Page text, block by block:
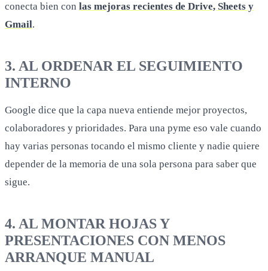
conecta bien con las mejoras recientes de Drive, Sheets y
Gmail.
3. AL ORDENAR EL SEGUIMIENTO
INTERNO
Google dice que la capa nueva entiende mejor proyectos,
colaboradores y prioridades. Para una pyme eso vale cuando
hay varias personas tocando el mismo cliente y nadie quiere
depender de la memoria de una sola persona para saber que
sigue.
4. AL MONTAR HOJAS Y
PRESENTACIONES CON MENOS
ARRANQUE MANUAL